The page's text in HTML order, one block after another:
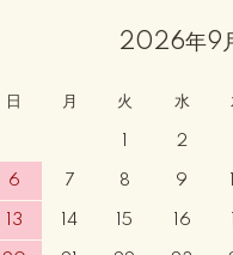
2026年9
日 月 火 水
2
6 7 8 9
13 14 15 16